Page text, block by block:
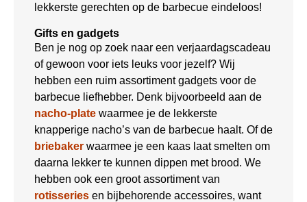
lekkerste gerechten op de barbecue eindeloos!
Gifts en gadgets
Ben je nog op zoek naar een verjaardagscadeau
of gewoon voor iets leuks voor jezelf? Wij
hebben een ruim assortiment gadgets voor de
barbecue liefhebber. Denk bijvoorbeeld aan de
nacho-plate waarmee je de lekkerste
knapperige nacho’s van de barbecue haalt. Of de
briebaker waarmee je een kaas laat smelten om
daarna lekker te kunnen dippen met brood. We
hebben ook een groot assortiment van
rotisseries en bijbehorende accessoires, want